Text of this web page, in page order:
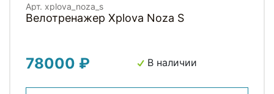
Арт. xplova_noza_s
Велотренажер Xplova Noza S
78000 ₽ В наличии